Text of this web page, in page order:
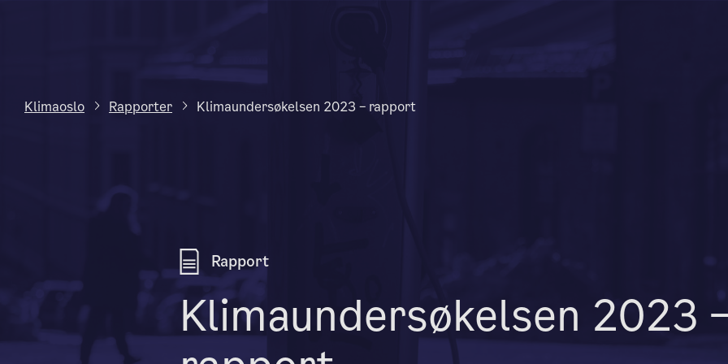
Klimaoslo Rapporter Klimaundersøkelsen 2023 – rapport
Rapport
Klimaundersøkelsen 2023